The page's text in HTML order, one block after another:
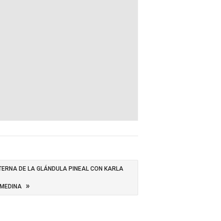
DE LA GLÁNDULA PINEAL CON KARLA
MEDINA »